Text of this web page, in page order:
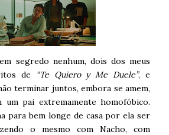
segredo nenhum, dois dos meus
de
“Te Quiero y Me Duele”, e
terminar juntos, embora se amem,
um pai extremamente homofóbico.
para bem longe de casa por ela ser
o mesmo com Nacho, com